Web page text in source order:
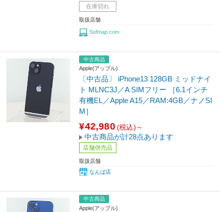
在庫切れ
取扱店舗
Sofmap.com
中古商品
Apple(アップル)
〔中古品〕 iPhone13 128GB ミッドナイ
ト MLNC3J／A SIMフリー ［6.1インチ
有機EL／Apple A15／RAM:4GB／ナノSI
M］
¥42,980 (税込)～
中古商品が計28点あります
店舗併売品
取扱店舗
なんば店
中古商品
Apple(アップル)